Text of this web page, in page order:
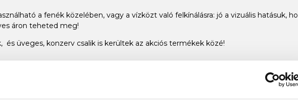
a fenék közelében, vagy a vízközt való felkínálásra: jó a vizuális hatásuk,
áron teheted meg!
üveges, konzerv csalik is kerültek az akciós termékek közé!
vagy bojlis horgászatról - hagyományos vagy technológiai alapú pecáról, van